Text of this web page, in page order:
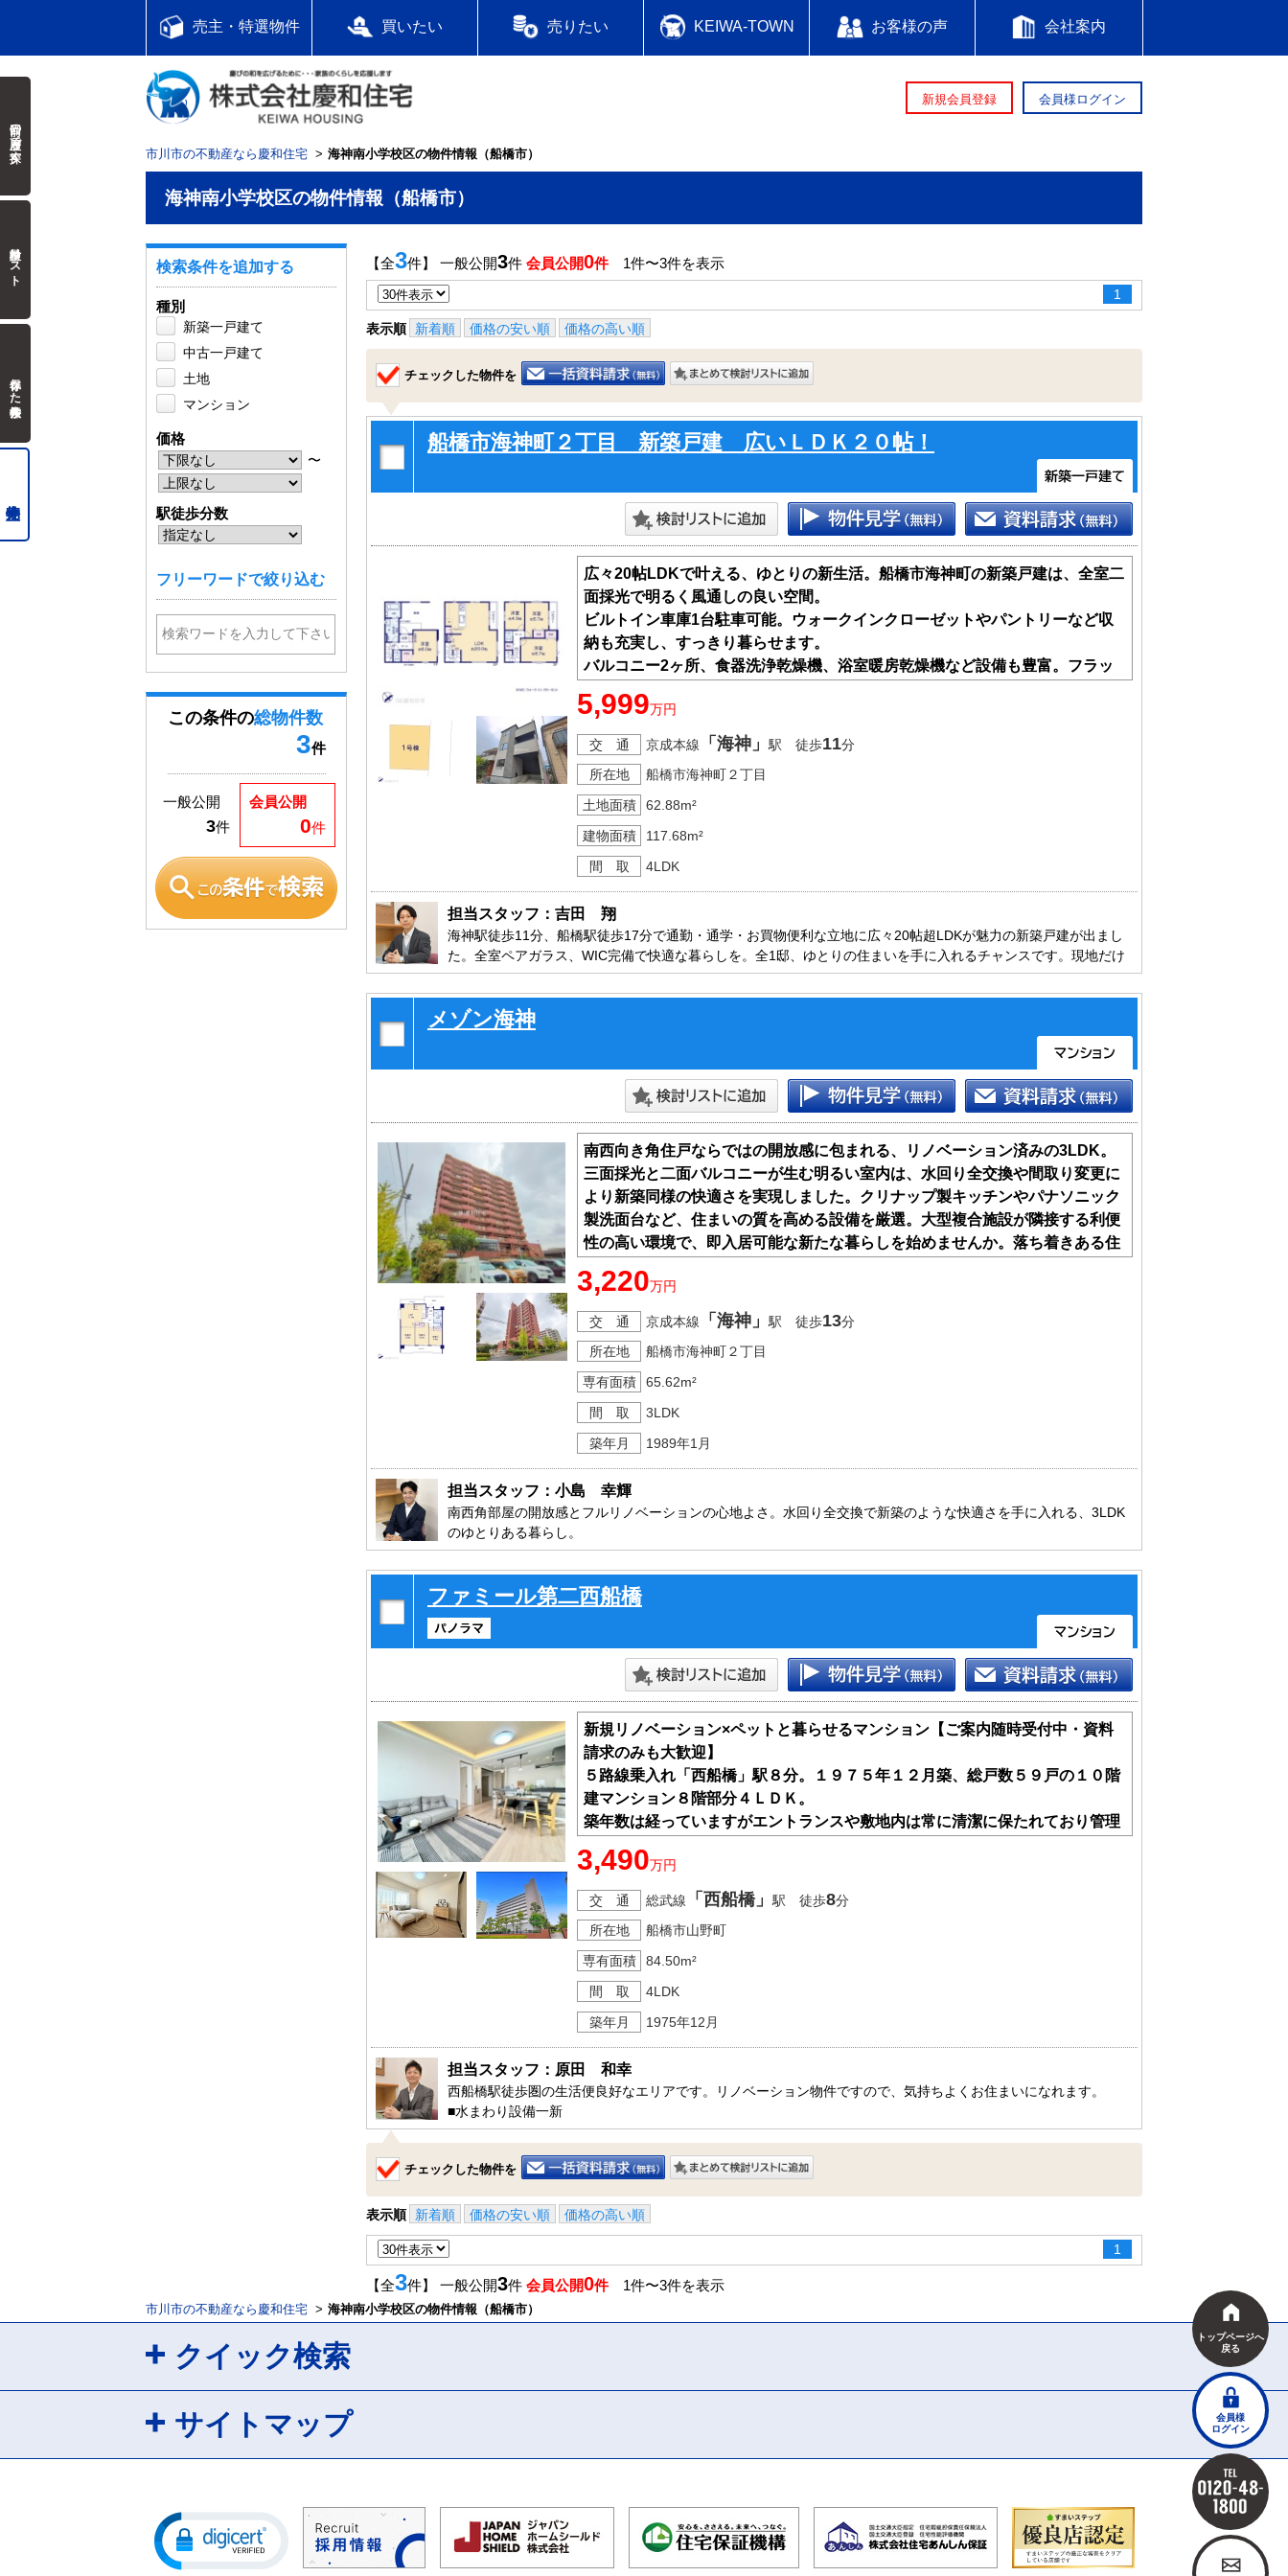
売主・特選物件 買いたい 売りたい KEIWA-TOWN お客様の声 会社案内
新規会員登録 会員様ログイン
市川市の不動産なら慶和住宅 海神南小学校区の物件情報（船橋市）
海神南小学校区の物件情報（船橋市）
【全3件】 一般公開3件 会員公開0件1件〜3件を表示
1
表示順 新着順 価格の安い順 価格の高い順
チェックした物件を
船橋市海神町２丁目 新築戸建 広いＬＤＫ２０帖！
広々20帖LDKで叶える、ゆとりの新生活。船橋市海神町の新築戸建は、全室二
面採光で明るく風通しの良い空間。
ビルトイン車庫1台駐車可能。ウォークインクローゼットやパントリーなど収
納も充実し、すっきり暮らせます。
バルコニー2ヶ所、食器洗浄乾燥機、浴室暖房乾燥機など設備も豊富。フラッ
小学校まで徒歩12分、スーパーも徒歩8分と子育て・暮らしをサポートするロ
ケーションです。
詳しい仕様や住宅設備の資料もご用意しておりますので、お気軽にご請求くだ
さい。
5,999万円
交 通 京成本線 「海神」 駅 徒歩11分
所在地
船橋市海神町２丁目
土地面積
62.88m²
建物面積
117.68m²
間 取
4LDK
担当スタッフ：吉田　翔
海神駅徒歩11分、船橋駅徒歩17分で通勤・通学・お買物便利な立地に広々20帖超LDKが魅力の新築戸建が出まし
た。全室ペアガラス、WIC完備で快適な暮らしを。全1邸、ゆとりの住まいを手に入れるチャンスです。現地だけ
でなく周辺環境のご案内もしております。地域密着型の不動産アドバイザーにお任せ下さい。送迎サービスも行っ
ておりますのでお気軽にお問合せ下さい。
・広いLDK20帖
・雨風から愛車を守るビルトイン車庫
メゾン海神
南西向き角住戸ならではの開放感に包まれる、リノベーション済みの3LDK。
三面採光と二面バルコニーが生む明るい室内は、水回り全交換や間取り変更に
より新築同様の快適さを実現しました。クリナップ製キッチンやパナソニック
製洗面台など、住まいの質を高める設備を厳選。大型複合施設が隣接する利便
性の高い環境で、即入居可能な新たな暮らしを始めませんか。落ち着きある住
3,220万円
交 通 京成本線 「海神」 駅 徒歩13分
所在地
船橋市海神町２丁目
専有面積
65.62m²
間 取
3LDK
築年月
1989年1月
担当スタッフ：小島　幸輝
南西角部屋の開放感とフルリノベーションの心地よさ。水回り全交換で新築のような快適さを手に入れる、3LDK
のゆとりある暮らし。
即ご見学・ご入居可能です、現地以外に周辺環境も合わせてご案内致しますのでお気軽にお問合せ下さい。
ファミール第二西船橋
新規リノベーション×ペットと暮らせるマンション【ご案内随時受付中・資料
請求のみも大歓迎】
５路線乗入れ「西船橋」駅８分。１９７５年１２月築、総戸数５９戸の１０階
建マンション８階部分４ＬＤＫ。
築年数は経っていますがエントランスや敷地内は常に清潔に保たれており管理
駅までは平坦な道のりで駅前にスーパーがあるので通勤・通学・日常のお買物
にも便利な環境にあり快適です。
お部屋は８階部分、南西向き住戸につき日当たり良好です！
新規リノベーションで水まわりもすべて交換しますので、お引渡し後すぐに新
生活をスタート出来ます！
3,490万円
交 通 総武線 「西船橋」 駅 徒歩8分
所在地
船橋市山野町
専有面積
84.50m²
間 取
4LDK
築年月
1975年12月
担当スタッフ：原田　和幸
西船橋駅徒歩圏の生活便良好なエリアです。リノベーション物件ですので、気持ちよくお住まいになれます。
■水まわり設備一新
■アフターサービス保証付きで安心
■便利な全居室収納付き
■周辺にコンビニやスーパーが複数あり
■総武線・武蔵野線・京葉線・東京メトロ東西線・東葉高速鉄道の5路線が利用可能
地域密着型の不動産アドバイザーにお任せ下さい。送迎サービスも行っておりますのでお気軽にお問合せ下さい。
チェックした物件を
表示順 新着順 価格の安い順 価格の高い順
1
【全3件】 一般公開3件 会員公開0件1件〜3件を表示
検索条件を追加する
種別
新築一戸建て
中古一戸建て
土地
マンション
価格
〜
駅徒歩分数
フリーワードで絞り込む
この条件の総物件数
3件
会員公開
0件
一般公開
3件
市川市の不動産なら慶和住宅 海神南小学校区の物件情報（船橋市）
クイック検索
サイトマップ
トップページへ
戻る
会員様
ログイン
前回の履歴で探す
検討中リスト
保存した検索条件